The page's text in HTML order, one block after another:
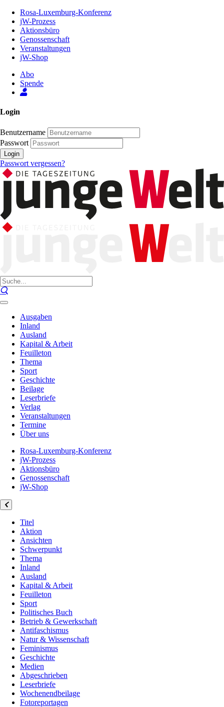
Inhalt
Seite
Rosa-Luxemburg-Konferenz
jW-Prozess
Aktionsbüro
Genossenschaft
Veranstaltungen
jW-Shop
Abo
Spende
Login
Benutzername
Passwort
Login
Passwort vergessen?
Ausgaben
Inland
Ausland
Kapital & Arbeit
Feuilleton
Thema
Sport
Geschichte
Beilage
Leserbriefe
Verlag
Veranstaltungen
Termine
Über uns
Rosa-Luxemburg-Konferenz
jW-Prozess
Aktionsbüro
Genossenschaft
jW-Shop
Titel
Aktion
Ansichten
Schwerpunkt
Thema
Inland
Ausland
Kapital & Arbeit
Feuilleton
Sport
Politisches Buch
Betrieb & Gewerkschaft
Antifaschismus
Natur & Wissenschaft
Feminismus
Geschichte
Medien
Abgeschrieben
Leserbriefe
Wochenendbeilage
Fotoreportagen